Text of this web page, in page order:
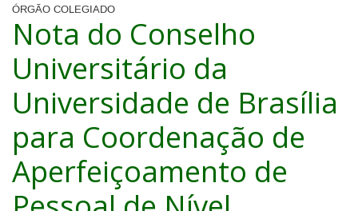
ÓRGÃO COLEGIADO
Nota do Conselho
Universitário da
Universidade de Brasília
para Coordenação de
Aperfeiçoamento de